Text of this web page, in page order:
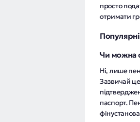
просто
отримати
Чи можна
Ні, лише
Зазвичай
паспорт.